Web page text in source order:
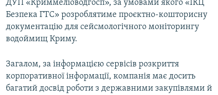
ДУП «Криммеліоводгосп», за умовами якого «ІКЦ
Безпека ГТС» розроблятиме проєктно-кошторисну
документацію для сейсмологічного моніторингу
водоймищ Криму.
Загалом, за інформацією сервісів розкриття
корпоративної інформації, компанія має досить
багатий досвід роботи з державними закупівлями й